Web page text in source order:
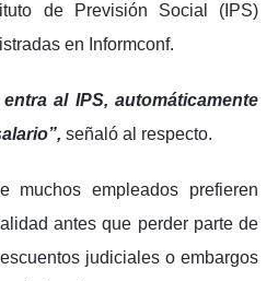
de Previsión Social (IPS)
en Informconf.
al IPS, automáticamente
señaló al respecto.
muchos empleados prefieren
antes que perder parte de
judiciales o embargos